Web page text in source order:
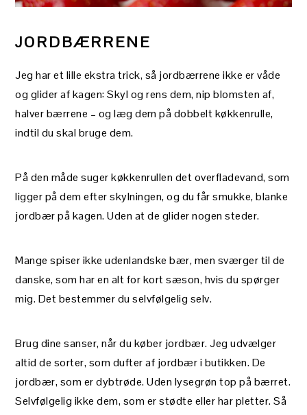
JORDBÆRRENE
Jeg har et lille ekstra trick, så jordbærrene ikke er våde
og glider af kagen: Skyl og rens dem, nip blomsten af,
halver bærrene – og læg dem på dobbelt køkkenrulle,
indtil du skal bruge dem.
På den måde suger køkkenrullen det overfladevand, som
ligger på dem efter skylningen, og du får smukke, blanke
jordbær på kagen. Uden at de glider nogen steder.
Mange spiser ikke udenlandske bær, men sværger til de
danske, som har en alt for kort sæson, hvis du spørger
mig. Det bestemmer du selvfølgelig selv.
Brug dine sanser, når du køber jordbær. Jeg udvælger
altid de sorter, som dufter af jordbær i butikken. De
jordbær, som er dybtrøde. Uden lysegrøn top på bærret.
Selvfølgelig ikke dem, som er stødte eller har pletter. Så